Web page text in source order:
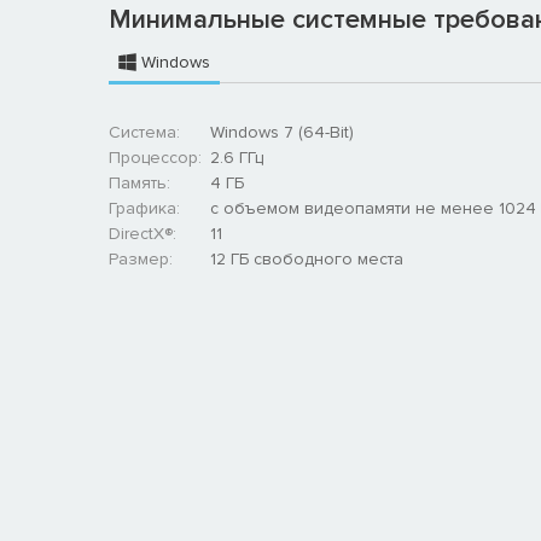
Минимальные системные
Windows
Система:
Windows 7 (64-Bit)
Процессор: 2.6 ГГц
Память:
4 ГБ
Графика:
с объемом видеопамяти не менее
DirectX®:
11
Размер:
12 ГБ свободного места